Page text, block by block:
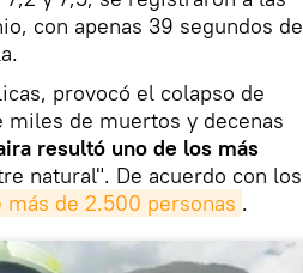
con apenas 39 segundos de
provocó el colapso de
de muertos y decenas
resultó uno de los más
natural". De acuerdo con los
más de 2.500 personas .